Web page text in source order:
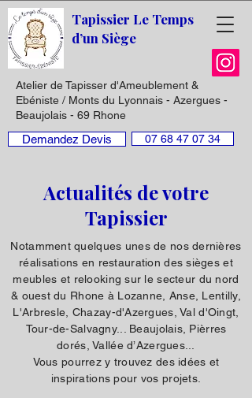
Tapissier Le Temps
d’un Siège
Atelier de Tapisser d'Ameublement &
Ebéniste / Monts du Lyonnais - Azergues -
Beaujolais - 69 Rhone
Demandez Devis 07 68 47 07 34
Actualités de votre
Tapissier
Notamment quelques unes de nos dernières
réalisations en restauration des sièges et
meubles et relooking sur le secteur du nord
& ouest du Rhone à Lozanne, Anse, Lentilly,
L'Arbresle, Chazay-d'Azergues, Val d'Oingt,
Tour-de-Salvagny... Beaujolais, Pièrres
dorés, Vallée d’Azergues...
Vous pourrez y trouvez des idées et
inspirations pour vos projets.